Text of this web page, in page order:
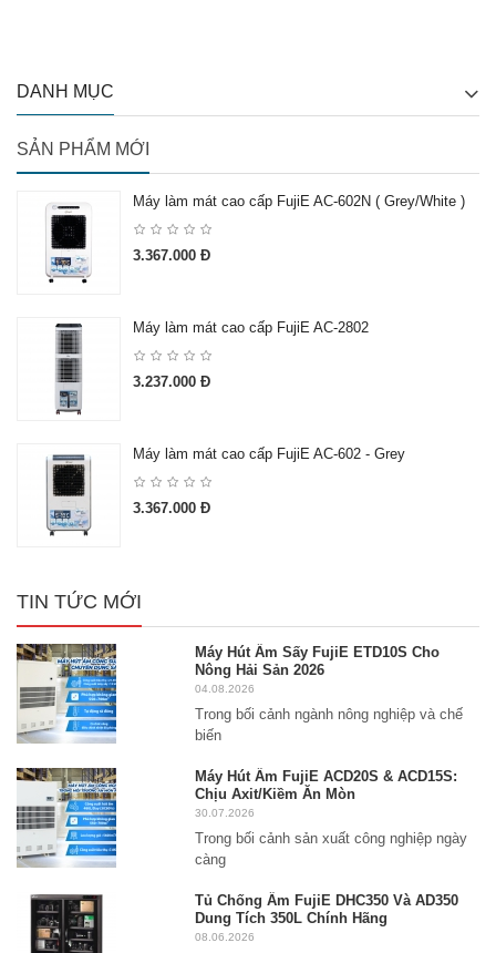
DANH MỤC
SẢN PHẨM MỚI
Máy làm mát cao cấp FujiE AC-602N ( Grey/White )
3.367.000 Đ
Máy làm mát cao cấp FujiE AC-2802
3.237.000 Đ
Máy làm mát cao cấp FujiE AC-602 - Grey
3.367.000 Đ
TIN TỨC MỚI
Máy Hút Ẩm Sấy FujiE ETD10S Cho
Nông Hải Sản 2026
04.08.2026
Trong bối cảnh ngành nông nghiệp và chế
biến
Máy Hút Ẩm FujiE ACD20S & ACD15S:
Chịu Axit/Kiềm Ăn Mòn
30.07.2026
Trong bối cảnh sản xuất công nghiệp ngày
càng
Tủ Chống Ẩm FujiE DHC350 Và AD350
Dung Tích 350L Chính Hãng
08.06.2026